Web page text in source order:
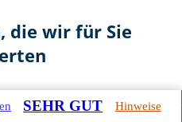
die wir für Sie
SEHR GUT Hinweise